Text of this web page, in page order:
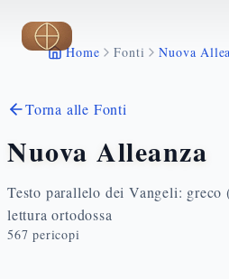
Vai al contenuto principale
Home Fonti Nuova
Torna alle Fonti
Nuova Alleanza
Testo parallelo dei Vangeli: greco
lettura ortodossa
567 pericopi